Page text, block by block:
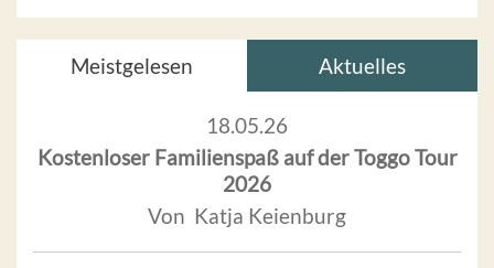
Meistgelesen Aktuelles
18.05.26
Kostenloser Familienspaß auf der Toggo Tour
2026
Von Katja Keienburg